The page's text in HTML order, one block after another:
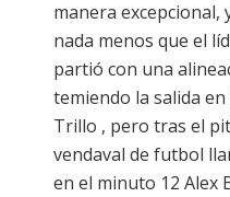
manera excepcional,
nada menos que el
partió con una
temiendo la salida
Trillo , pero tras el
vendaval de futbol
en el minuto 12 Alex